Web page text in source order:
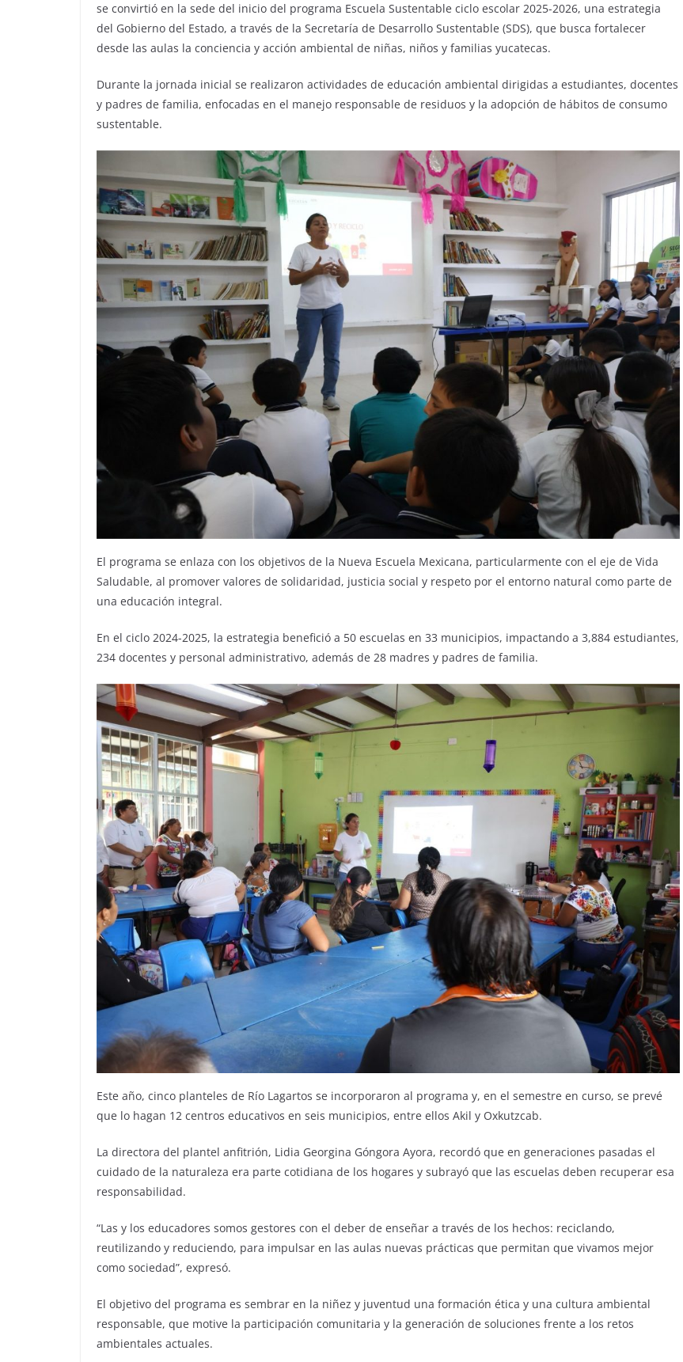
se convirtió en la sede del inicio del programa Escuela Sustentable ciclo escolar 2025-2026, una estrategia
del Gobierno del Estado, a través de la Secretaría de Desarrollo Sustentable (SDS), que busca fortalecer
desde las aulas la conciencia y acción ambiental de niñas, niños y familias yucatecas.
Durante la jornada inicial se realizaron actividades de educación ambiental dirigidas a estudiantes, docentes
y padres de familia, enfocadas en el manejo responsable de residuos y la adopción de hábitos de consumo
sustentable.
El programa se enlaza con los objetivos de la Nueva Escuela Mexicana, particularmente con el eje de Vida
Saludable, al promover valores de solidaridad, justicia social y respeto por el entorno natural como parte de
una educación integral.
En el ciclo 2024-2025, la estrategia benefició a 50 escuelas en 33 municipios, impactando a 3,884 estudiantes,
234 docentes y personal administrativo, además de 28 madres y padres de familia.
Este año, cinco planteles de Río Lagartos se incorporaron al programa y, en el semestre en curso, se prevé
que lo hagan 12 centros educativos en seis municipios, entre ellos Akil y Oxkutzcab.
La directora del plantel anfitrión, Lidia Georgina Góngora Ayora, recordó que en generaciones pasadas el
cuidado de la naturaleza era parte cotidiana de los hogares y subrayó que las escuelas deben recuperar esa
responsabilidad.
“Las y los educadores somos gestores con el deber de enseñar a través de los hechos: reciclando,
reutilizando y reduciendo, para impulsar en las aulas nuevas prácticas que permitan que vivamos mejor
como sociedad”, expresó.
El objetivo del programa es sembrar en la niñez y juventud una formación ética y una cultura ambiental
responsable, que motive la participación comunitaria y la generación de soluciones frente a los retos
ambientales actuales.